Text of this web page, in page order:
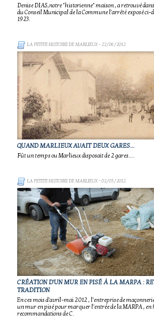
Denise DIAS,notre "historienne" maison , a retrouvé
du Conseil Municipal de la Commune l'arrêté exposé ci-
1923.
LA PETITE HISTOIRE DE MARLIEUX- 22/06/2012
QUAND MARLIEUX AVAIT DEUX GARES...
Fût un temps ou Marlieux disposait de 2 gares....
LA PETITE HISTOIRE DE MARLIEUX- 02/05/2012
CRÉATION D'UN MUR EN PISÉ À LA MARPA :
TRADITION
En ces mois d'avril-mai 2012 , l'entreprise de
un mur en pisé pour marquer l'entrée de la MARPA , en
recommandations de C.